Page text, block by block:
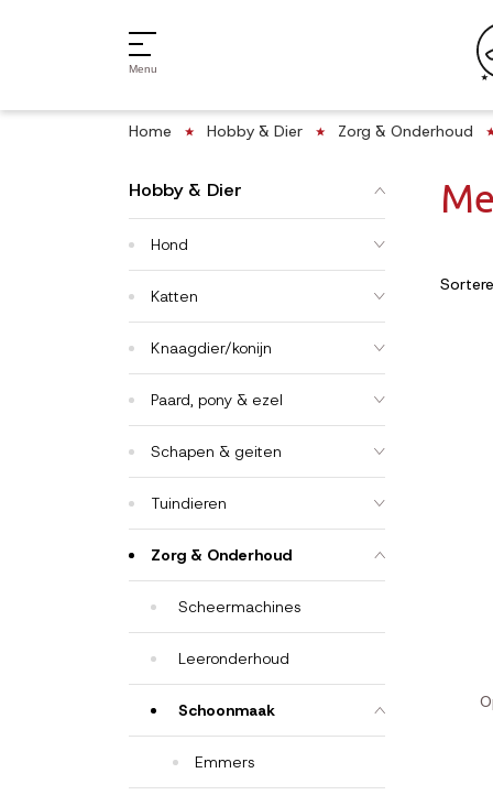
Menu
Home Hobby & Dier Zorg & Onderhoud
Hobby & Dier
Hond
Katten
Knaagdier/konijn
Paard, pony & ezel
Schapen & geiten
Tuindieren
Zorg & Onderhoud
Scheermachines
Leeronderhoud
Schoonmaak
Emmers